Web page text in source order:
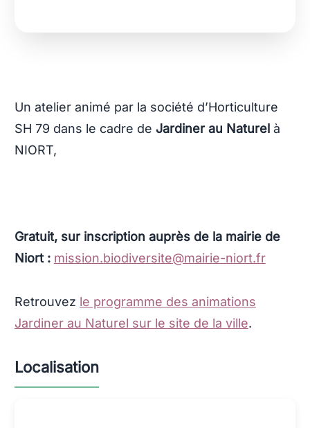
Un atelier animé par la société d’Horticulture
SH 79 dans le cadre de Jardiner au Naturelà
NIORT,
Gratuit, sur inscription auprès de la mairie de
Niort : mission.biodiversite@mairie-niort.fr
Retrouvez le programme des animations
Jardiner au Naturel sur le site de la ville.
Localisation